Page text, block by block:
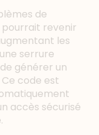
de
revenir
les
serrure
générer un
code est
accès sécurisé